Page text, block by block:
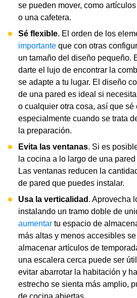
se pueden mover, como
o una cafetera.
Sé flexible. El orden de los
importante que con otras
un tamaño del diseño pequeño.
darte el lujo de encontrar la
se adapte a tu lugar. El diseño
de una pared es ideal si
o cualquier otra cosa, así que sé
especialmente cuando se trata
la preparación.
Evita las ventanas. Si es
la cocina a lo largo de una
Las ventanas reducen la
de pared que puedes instalar.
Usa la verticalidad . Aprovecha
instalando un tramo doble de
aumentar tu espacio de
más altas y menos accesibles
almacenar artículos de
una escalera cerca puede ser
evitar abarrotar la habitación y
estrecho se sienta más amplio,
de cocina abiertas.